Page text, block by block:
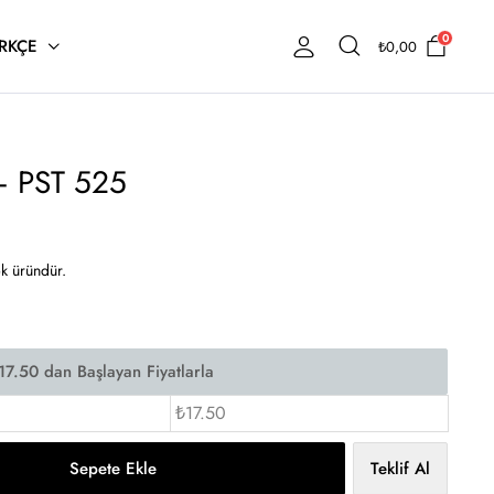
₺0,00 0
PST 525
üründür.
₺17.50
Sepete Ekle Teklif Al